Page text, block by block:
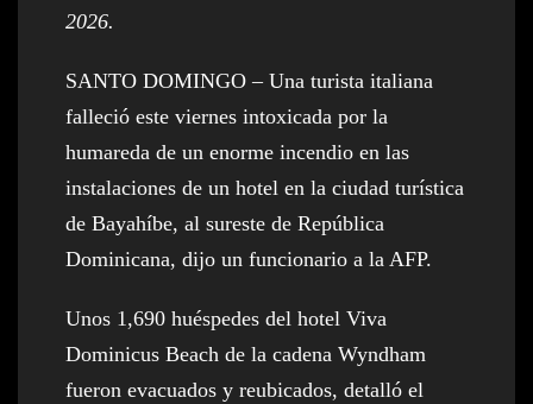
2026.
SANTO DOMINGO – Una turista italiana
falleció este viernes intoxicada por la
humareda de un enorme incendio en las
instalaciones de un hotel en la ciudad turística
de Bayahíbe, al sureste de República
Dominicana, dijo un funcionario a la AFP.
Unos 1,690 huéspedes del hotel Viva
Dominicus Beach de la cadena Wyndham
fueron evacuados y reubicados, detalló el